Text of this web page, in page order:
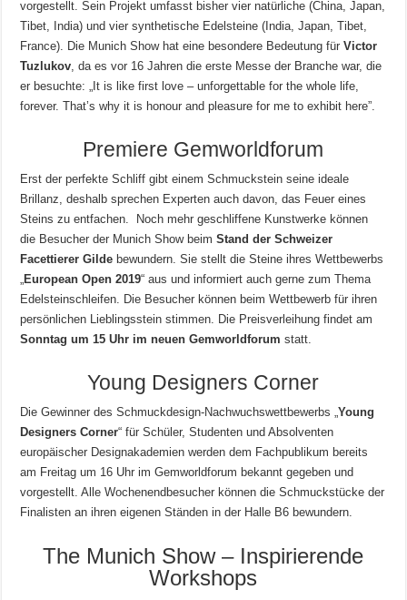
vorgestellt. Sein Projekt umfasst bisher vier natürliche (China, Japan,
Tibet, India) und vier synthetische Edelsteine (India, Japan, Tibet,
France). Die Munich Show hat eine besondere Bedeutung fürVictor
Tuzlukov, da es vor 16 Jahren die erste Messe der Branche war, die
er besuchte: „It is like first love – unforgettable for the whole life,
forever. That’s why it is honour and pleasure for me to exhibit here”.
Premiere Gemworldforum
Erst der perfekte Schliff gibt einem Schmuckstein seine ideale
Brillanz, deshalb sprechen Experten auch davon, das Feuer eines
Steins zu entfachen. Noch mehr geschliffene Kunstwerke können
die Besucher der Munich Show beim Stand der Schweizer
Facettierer Gilde bewundern. Sie stellt die Steine ihres Wettbewerbs
„European Open 2019“ aus und informiert auch gerne zum Thema
Edelsteinschleifen. Die Besucher können beim Wettbewerb für ihren
persönlichen Lieblingsstein stimmen. Die Preisverleihung findet am
Sonntag um 15 Uhr im neuen Gemworldforum statt.
Young Designers Corner
Die Gewinner des Schmuckdesign-Nachwuchswettbewerbs „Young
Designers Corner“ für Schüler, Studenten und Absolventen
europäischer Designakademien werden dem Fachpublikum bereits
am Freitag um 16 Uhr im Gemworldforum bekannt gegeben und
vorgestellt. Alle Wochenendbesucher können die Schmuckstücke der
Finalisten an ihren eigenen Ständen in der Halle B6 bewundern.
The Munich Show – Inspirierende
Workshops